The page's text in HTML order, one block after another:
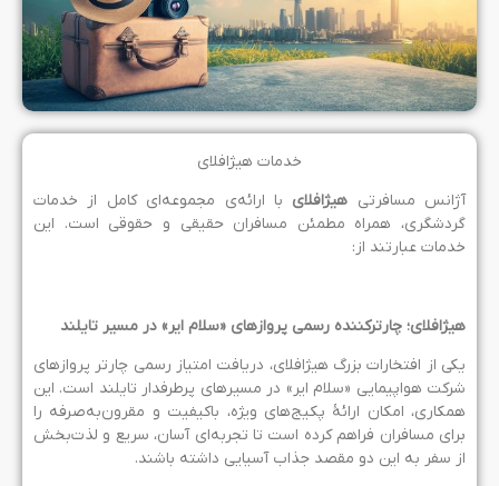
خدمات هیژافلای
مسافرتیهیژافلایبا ارائه‌ی مجموعه‌ای کامل از خدمات
همراه مطمئن مسافران حقیقی و حقوقی است. این
عبارتند از:
چارترکننده رسمی پروازهای «سلام ایر» در مسیر تایلند
از افتخارات بزرگ هیژافلای، دریافت امتیاز رسمی چارتر پروازهای
هواپیمایی «سلام ایر» در مسیرهای پرطرفدار تایلند است. این
امکان ارائۀ پکیج‌های ویژه، باکیفیت و مقرون‌به‌صرفه را
مسافران فراهم کرده است تا تجربه‌ای آسان، سریع و لذت‌بخش
سفر به این دو مقصد جذاب آسیایی داشته باشند.